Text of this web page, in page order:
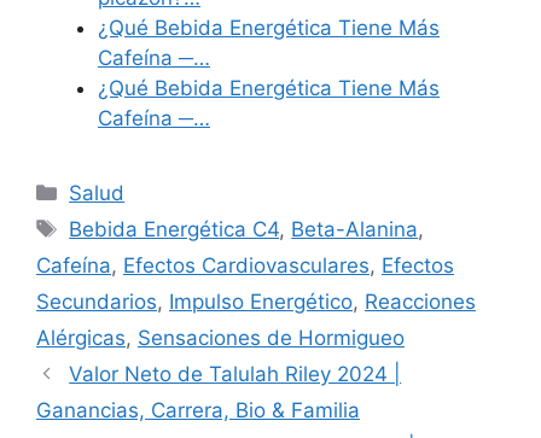
¿Qué Bebida Energética Tiene Más
Cafeína ─…
¿Qué Bebida Energética Tiene Más
Cafeína ─…
Categories
Salud
Tags
Bebida Energética C4, Beta-Alanina,
Cafeína, Efectos Cardiovasculares, Efectos
Secundarios, Impulso Energético, Reacciones
Alérgicas, Sensaciones de Hormigueo
Valor Neto de Talulah Riley 2024 |
Ganancias, Carrera, Bio & Familia